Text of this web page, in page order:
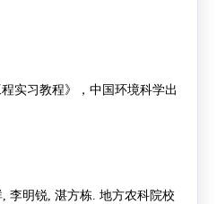
实习教程》，中国环境科学出
, 李明锐, 湛方栋 地方农科院校